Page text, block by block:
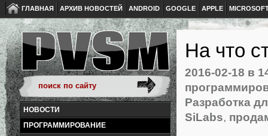
ГЛАВНАЯ АРХИВ НОВОСТЕЙ ANDROID GOOGLE APPLE
НОВОСТИ
ПРОГРАММИРОВАНИЕ
На что
2016-02-18 в
Разработка
SiLabs,